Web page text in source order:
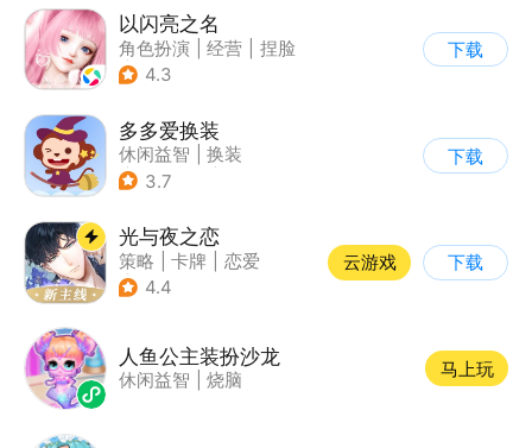
以闪亮之名
角色扮演 经营
捏脸
| 二次元
4.3
下载
多多爱换装
休闲益智
换装
| 儿童游戏
3.7
下载
光与夜之恋
策略 卡牌
恋爱
| 乙女
4.4
云游戏 下载
人鱼公主装扮沙龙
休闲益智 烧脑
马上玩